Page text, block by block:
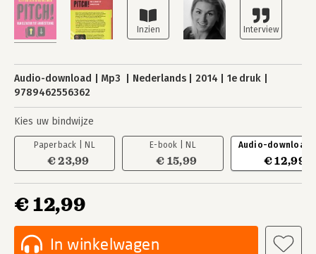
Audio-download Mp3 Nederlands 2014
1e druk
9789462556362
Kies uw bindwijze
Paperback | NL
€ 23,99
E-book | NL
€ 15,99
Audio-download |
€ 12,99
€ 12,99
In winkelwagen